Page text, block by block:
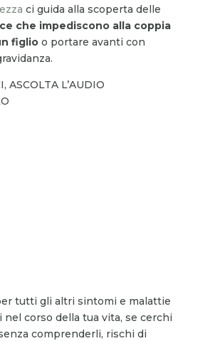
ci guida alla scoperta delle
che impediscono alla coppia
figlio o portare avanti con
ASCOLTA L’AUDIO
tutti gli altri sintomi e malattie
corso della tua vita, se cerchi
comprenderli, rischi di